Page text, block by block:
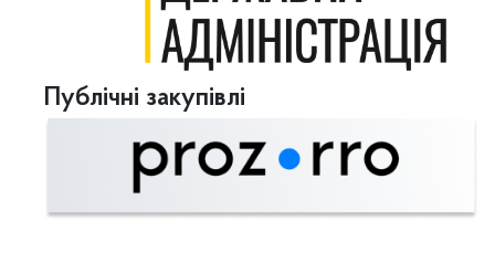
Публічні закупівлі